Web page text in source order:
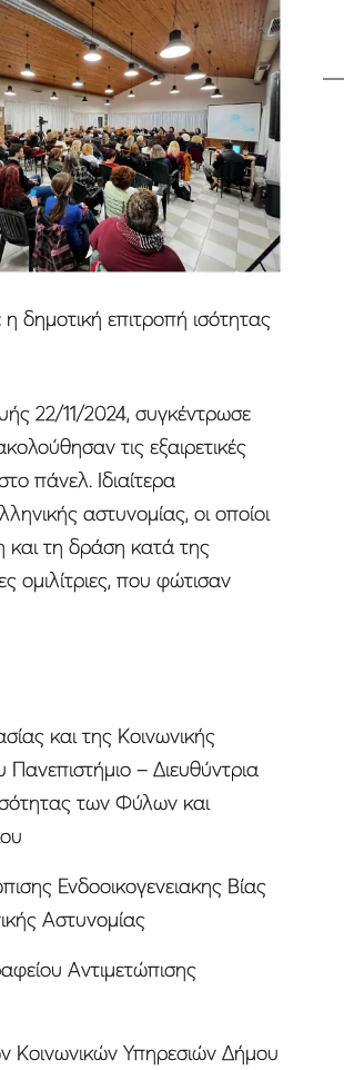
επιτροπή ισότητας
22/11/2024, συγκέντρωσε
τις εξαιρετικές
πάνελ. Ιδιαίτερα
αστυνομίας, οι οποίοι
και τη δράση κατά της
ομιλίτριες, που φώτισαν
και της Κοινωνικής
Πανεπιστήμιο – Διευθύντρια
των Φύλων και
Ενδοοικογενειακης Βίας
Αστυνομίας
Αντιμετώπισης
Κοινωνικών Υπηρεσιών Δήμου